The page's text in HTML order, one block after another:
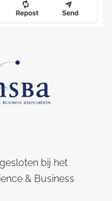
bij het
& Business